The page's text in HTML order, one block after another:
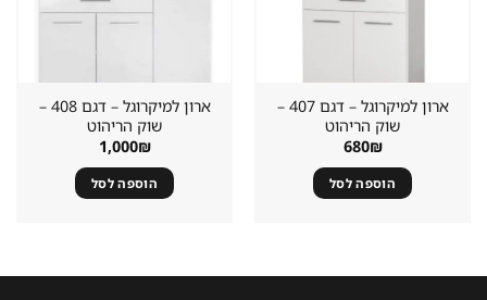
ארון למיקרוגל – דגם 407 –
שוק הריהוט
680₪
הוספה לסל
ארון למיקרוגל – דגם 408 –
שוק הריהוט
1,000₪
הוספה לסל